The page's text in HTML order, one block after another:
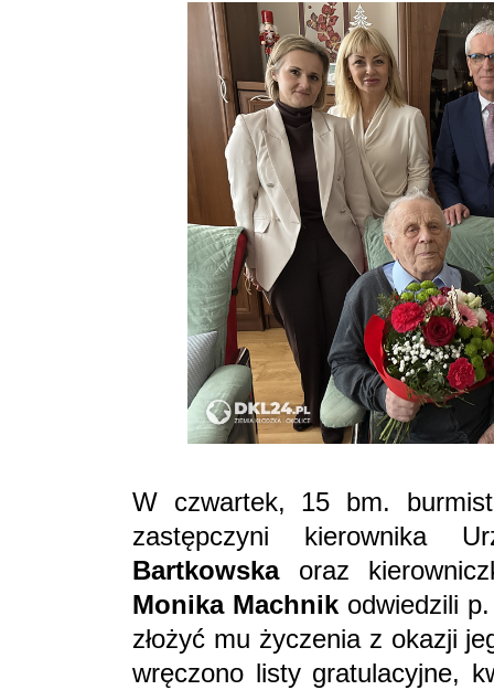
W czwartek, 15 bm.
zastępczyni kierownika
Bartkowskaoraz
Monika Machnik odwiedzili
złożyć mu życzenia z okazji
wręczono listy gratulacyjne,